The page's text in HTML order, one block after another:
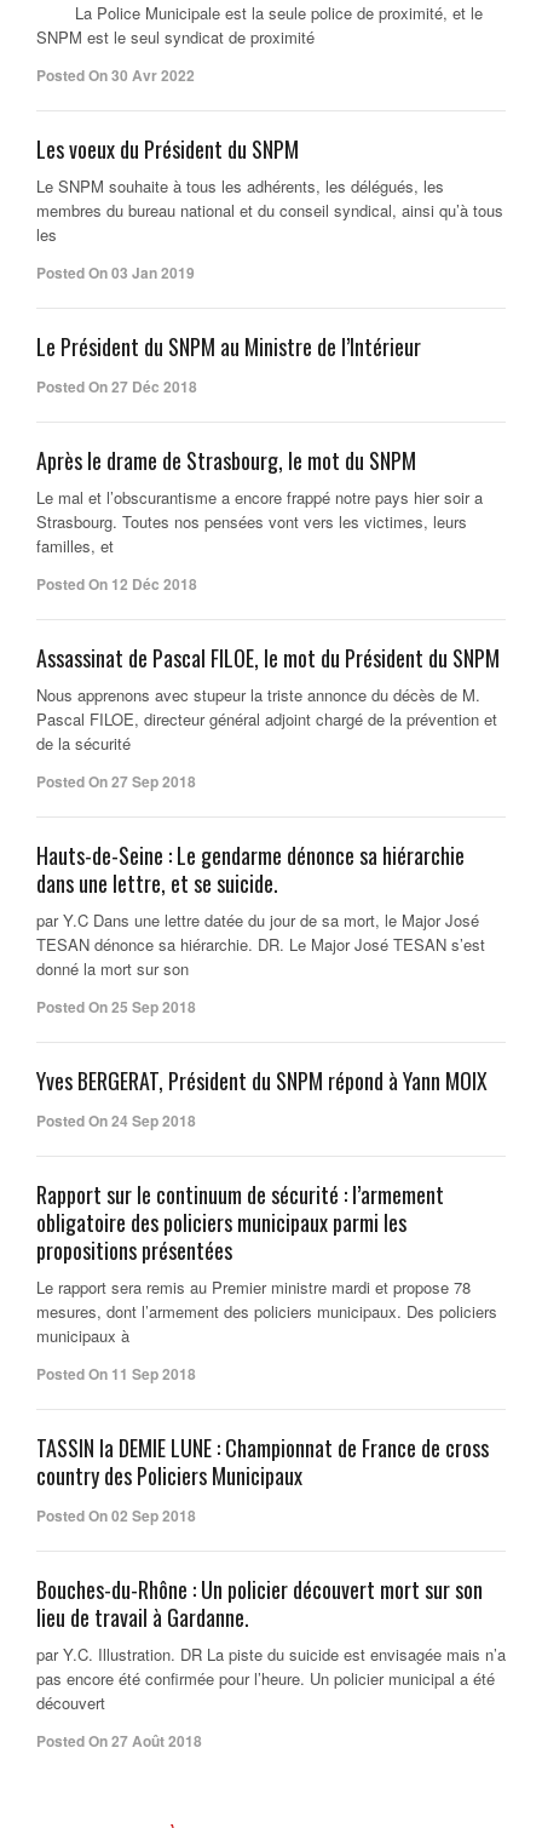
La Police Municipale est la seule police de proximité, et le
SNPM est le seul syndicat de proximité
Posted On 30 Avr 2022
Les voeux du Président du SNPM
Le SNPM souhaite à tous les adhérents, les délégués, les
membres du bureau national et du conseil syndical, ainsi qu’à tous
les
Posted On 03 Jan 2019
Le Président du SNPM au Ministre de l’Intérieur
Posted On 27 Déc 2018
Après le drame de Strasbourg, le mot du SNPM
Le mal et l’obscurantisme a encore frappé notre pays hier soir a
Strasbourg. Toutes nos pensées vont vers les victimes, leurs
familles, et
Posted On 12 Déc 2018
Assassinat de Pascal FILOE, le mot du Président du SNPM
Nous apprenons avec stupeur la triste annonce du décès de M.
Pascal FILOE, directeur général adjoint chargé de la prévention et
de la sécurité
Posted On 27 Sep 2018
Hauts-de-Seine : Le gendarme dénonce sa hiérarchie
dans une lettre, et se suicide.
par Y.C Dans une lettre datée du jour de sa mort, le Major José
TESAN dénonce sa hiérarchie. DR. Le Major José TESAN s’est
donné la mort sur son
Posted On 25 Sep 2018
Yves BERGERAT, Président du SNPM répond à Yann MOIX
Posted On 24 Sep 2018
Rapport sur le continuum de sécurité : l’armement
obligatoire des policiers municipaux parmi les
propositions présentées
Le rapport sera remis au Premier ministre mardi et propose 78
mesures, dont l’armement des policiers municipaux. Des policiers
municipaux à
Posted On 11 Sep 2018
TASSIN la DEMIE LUNE : Championnat de France de cross
country des Policiers Municipaux
Posted On 02 Sep 2018
Bouches-du-Rhône : Un policier découvert mort sur son
lieu de travail à Gardanne.
par Y.C. Illustration. DR La piste du suicide est envisagée mais n’a
pas encore été confirmée pour l’heure. Un policier municipal a été
découvert
Posted On 27 Août 2018